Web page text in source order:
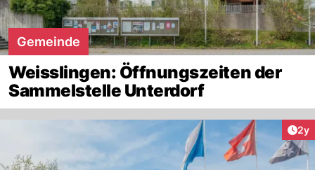
Gemeinde
Weisslingen: Öffnungszeiten der
Sammelstelle Unterdorf
2y